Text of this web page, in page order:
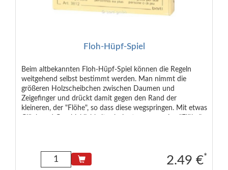
Floh-Hüpf-Spiel
Beim altbekannten Floh-Hüpf-Spiel können die Regeln
weitgehend selbst bestimmt werden. Man nimmt die
größeren Holzscheibchen zwischen Daumen und
Zeigefinger und drückt damit gegen den Rand der
kleineren, der "Flöhe", so dass diese wegspringen. Mit etwas
erster darauf - oder hinein - hüpfen lassen konnte, ist der
Sieger! Achtung! Nicht geeignet für Kinder unter 362.49 €*